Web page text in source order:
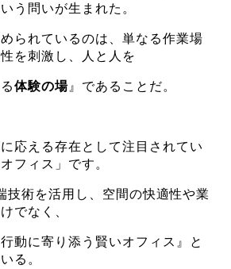
う問いが生まれた。
られているのは、単なる作業場
を刺激し、人と人を
体験の場』であることだ。
応える存在として注目されてい
フィス」です。
技術を活用し、空間の快適性や業
でなく、
動に寄り添う賢いオフィス』と
る。